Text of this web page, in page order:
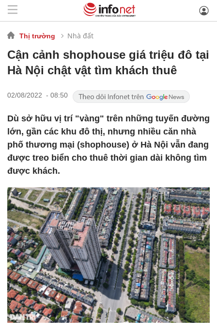
Thị trường Nhà đất
Cận cảnh shophouse giá triệu đô tại
Hà Nội chật vật tìm khách thuê
02/08/2022 - 08:50
Dù sở hữu vị trí "vàng" trên những tuyến đường
lớn, gần các khu đô thị, nhưng nhiều căn nhà
phố thương mại (shophouse) ở Hà Nội vẫn đang
được treo biển cho thuê thời gian dài không tìm
được khách.